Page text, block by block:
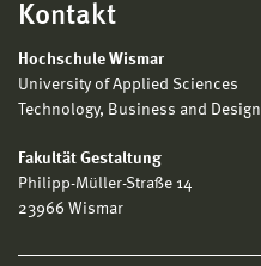
Kontakt
Hochschule Wismar
University of Applied Sciences
Technology, Business and Design
Fakultät Gestaltung
Philipp-Müller-Straße 14
23966 Wismar